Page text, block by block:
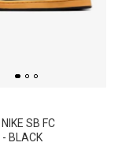
SB FC
BLACK